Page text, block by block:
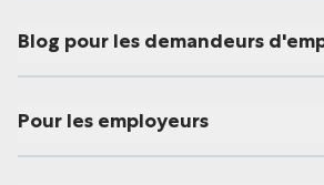
Blog pour les demandeurs
Pour les employeurs